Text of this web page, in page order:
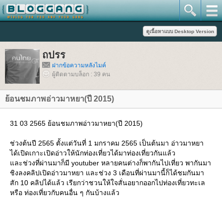
ถปรร
ฝากข้อความหลังไมค์
ผู้ติดตามบล็อก : 39 คน
้อนชมภาพอ่าวมาหยา(ปี 2015)
31 03 2565 ย้อนชมภาพอ่าวมาหยา(ปี 2015)
ช่วงต้นปี 2565 ตั้งแต่วันที่ 1 มกราคม 2565 เป็นต้นมา อ่าวมาหยา
ได้เปิดเกาะเปิดอ่าวให้นักท่องเที่ยวได้มาท่องเที่ยวกันแล้ว
ละช่วงที่ผ่านมาก็มี youtuber หลายคนต่างก็พากันไปเที่ยว พากันมา
ชิงลงคลิปเปิดอ่าวมาหยา และช่วง 3 เดือนที่ผ่านมานี้ก็ได้ชมกันมา
สัก 10 คลิปได้แล้ว เรียกว่าชวนให้ใจสั่นอยากออกไปท่องเที่ยวทะเล
หรือ ท่องเที่ยวกับคนอื่น ๆ กันบ้างแล้ว